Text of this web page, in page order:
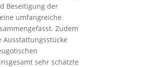
Beseitigung der
umfangreiche
Zudem
sehr schätzte